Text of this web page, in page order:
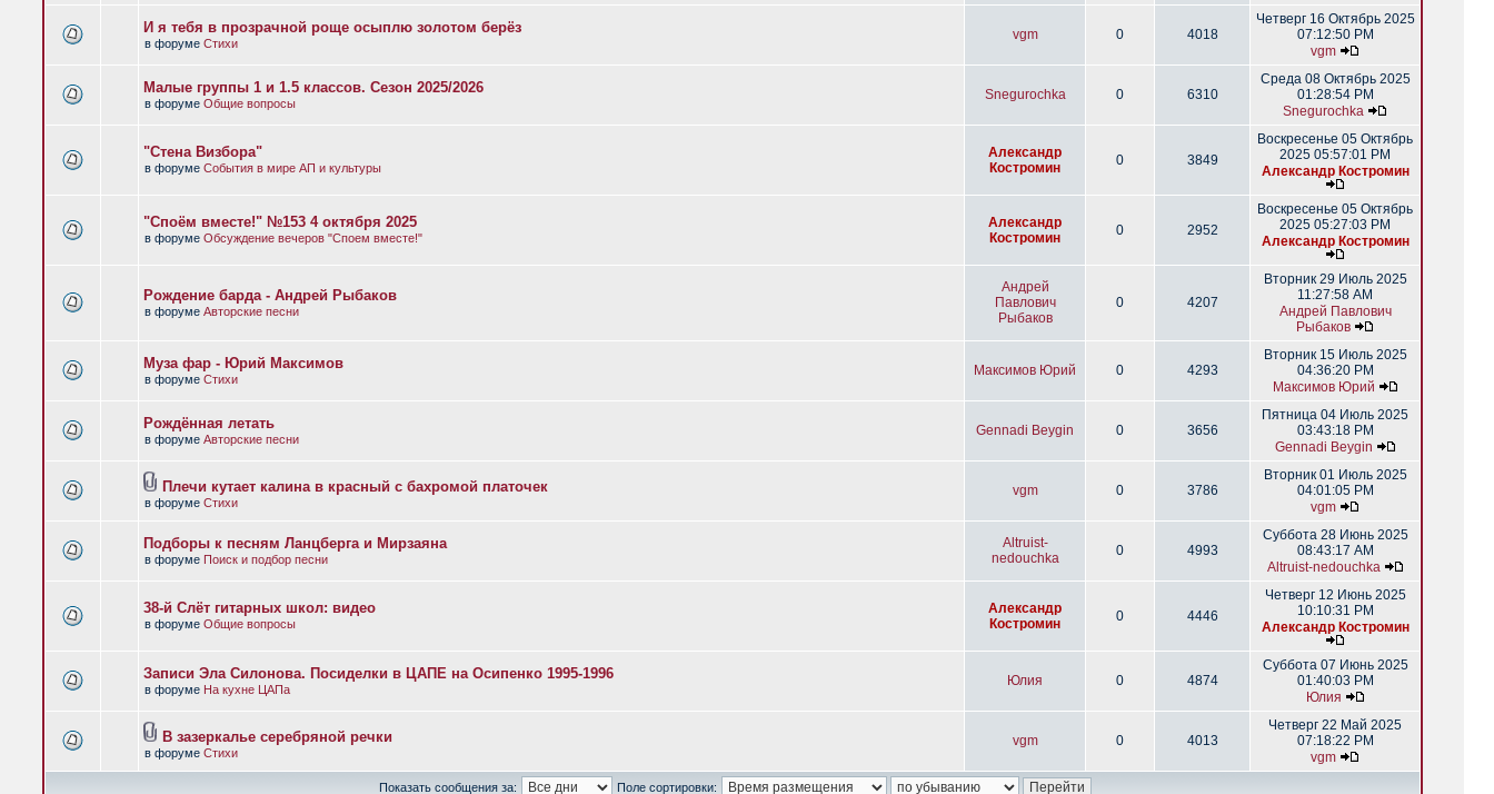
И я тебя в прозрачной роще осыплю золотом берёз
в форуме Стихи
vgm 0 4018
Четверг 16 Октябрь 2025
07:12:50 PM
vgm
Малые группы 1 и 1.5 классов. Сезон 2025/2026
в форуме Общие вопросы
Snegurochka 0 6310
Среда 08 Октябрь 2025
01:28:54 PM
Snegurochka
"Стена Визбора"
в форуме События в мире АП и культуры
Александр
Костромин
0 3849
Воскресенье 05 Октябрь
2025 05:57:01 PM
Александр Костромин
"Споём вместе!" №153 4 октября 2025
в форуме Обсуждение вечеров "Споем вместе!"
Александр
Костромин
0 2952
Воскресенье 05 Октябрь
2025 05:27:03 PM
Александр Костромин
Рождение барда - Андрей Рыбаков
в форуме Авторские песни
Андрей
Павлович
Рыбаков
0 4207
Вторник 29 Июль 2025
11:27:58 AM
Андрей Павлович
Рыбаков
Муза фар - Юрий Максимов
в форуме Стихи
Максимов Юрий 0 4293
Вторник 15 Июль 2025
04:36:20 PM
Максимов Юрий
Рождённая летать
в форуме Авторские песни
Gennadi Beygin 0 3656
Пятница 04 Июль 2025
03:43:18 PM
Gennadi Beygin
Плечи кутает калина в красный с бахромой платочек
в форуме Стихи
vgm 0 3786
Вторник 01 Июль 2025
04:01:05 PM
vgm
Подборы к песням Ланцберга и Мирзаяна
в форуме Поиск и подбор песни
Altruist-
nedouchka
0 4993
Суббота 28 Июнь 2025
08:43:17 AM
Altruist-nedouchka
38-й Слёт гитарных школ: видео
в форуме Общие вопросы
Александр
Костромин
0 4446
Четверг 12 Июнь 2025
10:10:31 PM
Александр Костромин
Записи Эла Силонова. Посиделки в ЦАПЕ на Осипенко 1995-1996
в форуме На кухне ЦАПа
Юлия 0 4874
Суббота 07 Июнь 2025
01:40:03 PM
Юлия
В зазеркалье серебряной речки
в форуме Стихи
vgm 0 4013
Четверг 22 Май 2025
07:18:22 PM
vgm
Показать сообщения за: Поле сортировки: